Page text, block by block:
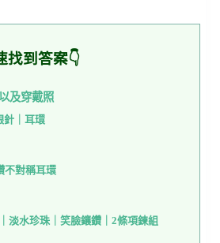
到答案👇
及穿戴照
針｜耳環
不對稱耳環
淡水珍珠｜笑臉鑲鑽｜2條項鍊組